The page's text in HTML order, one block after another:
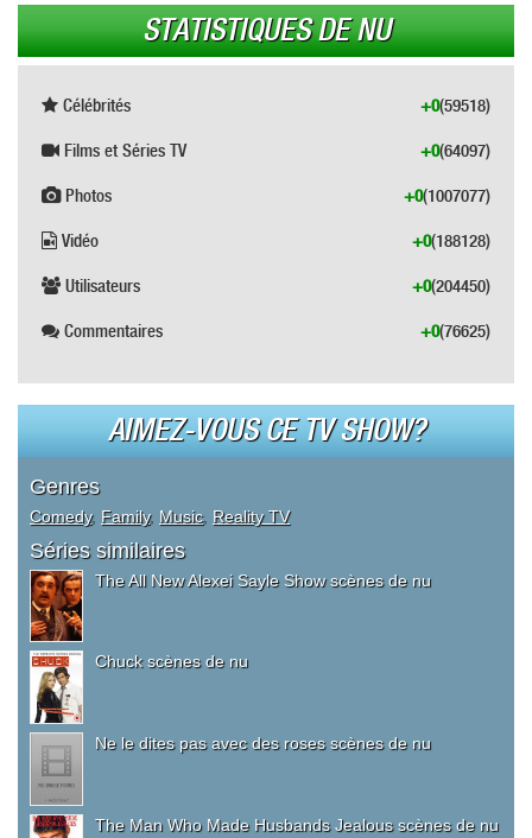
STATISTIQUES DE NU
Célébrités (59518)
+0
Films et Séries TV (64097)
+0
Photos (1007077)
+0
Vidéo (188128)
+0
Utilisateurs (204450)
+0
Commentaires (76625)
+0
AIMEZ-VOUS CE TV SHOW?
Genres
Comedy, Family, Music, Reality TV
Séries similaires
The All New Alexei Sayle Show scènes de nu
Chuck scènes de nu
Ne le dites pas avec des roses scènes de nu
The Man Who Made Husbands Jealous scènes de nu